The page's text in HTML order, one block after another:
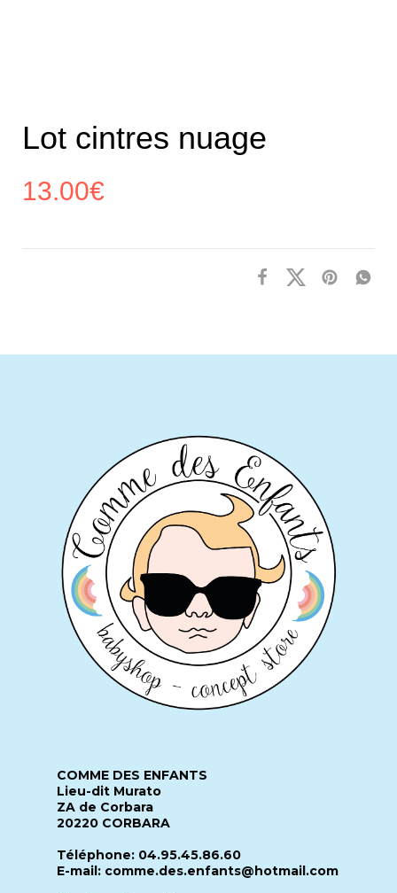
Lot cintres nuage
13.00€
COMME DES ENFANTS
Lieu-dit Murato
ZA de Corbara
20220 CORBARA
Téléphone: 04.95.45.86.60
E-mail: comme.des.enfants@hotmail.com